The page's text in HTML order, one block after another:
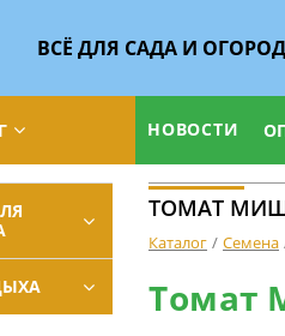
ВСЁ ДЛЯ САДА И
НОВОСТИ
ТОМАТ
Каталог Семена
Томат